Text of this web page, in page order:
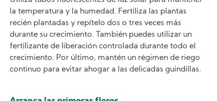
la temperatura y la humedad. Fertiliza las plantas
recién plantadas y repítelo dos o tres veces más
durante su crecimiento. También puedes utilizar un
fertilizante de liberación controlada durante todo el
crecimiento. Por último, mantén un régimen de riego
continuo para evitar ahogar a las delicadas guindillas.